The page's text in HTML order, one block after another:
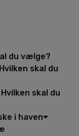
du vælge?
skal du
skal du
i haven